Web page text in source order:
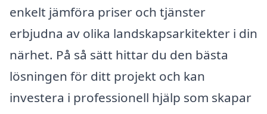
enkelt jämföra priser och tjänster
erbjudna av olika landskapsarkitekter i din
närhet. På så sätt hittar du den bästa
lösningen för ditt projekt och kan
investera i professionell hjälp som skapar